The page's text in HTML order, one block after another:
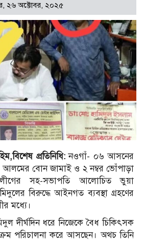
২৬ অক্টোবর, ২০২৫
প্রতিনিধি:নওগাঁ- ০৬ আসনের
বোন জামাই ও ২ নম্বর ভোঁপাড়া
সহ-সভাপতি আলোচিত ভুয়া
বিরুদ্ধে আইনগত ব্যবস্থা গ্রহণের
মধ্যে।
দীর্ঘদিন ধরে নিজেকে বৈধ চিকিৎসক
পরিচালনা করে আসছেন। অথচ তিনি